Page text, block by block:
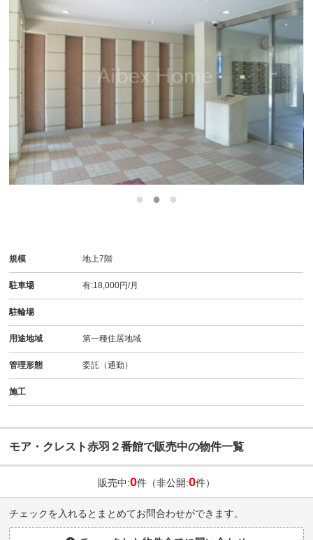
規模 地上7階
駐車場 有:18,000円/月
駐輪場
用途地域 第一種住居地域
管理形態 委託（通勤）
施工
モア・クレスト赤羽２番館で販売中の物件一覧
販売中:0件（非公開:0件）
チェックを入れるとまとめてお問合わせができます。